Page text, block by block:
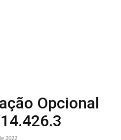
Opcional
2022